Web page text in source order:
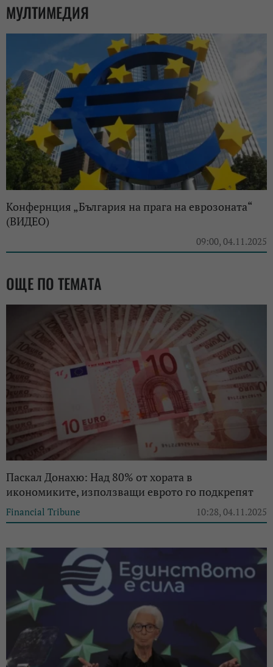
МУЛТИМЕДИЯ
Конфернция „България на прага на еврозоната“
(ВИДЕО)
09:00, 04.11.2025
ОЩЕ ПО ТЕМАТА
Паскал Донахю: Над 80% от хората в
икономиките, използващи еврото го подкрепят
Financial Tribune 10:28, 04.11.2025